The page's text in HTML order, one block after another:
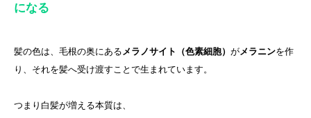
になる
髪の色は、毛根の奥にある メラノサイト（色素細胞） が メラニンを作
り、それを髪へ受け渡すことで生まれています。
つまり白髪が増える本質は、